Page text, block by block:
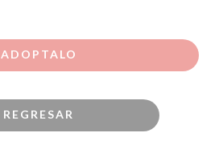
ADOPTALO
REGRESAR